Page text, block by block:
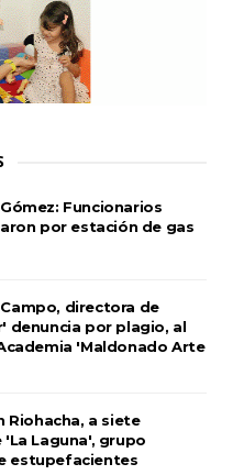
Funcionarios
por estación de gas
directora de
denuncia por plagio, al
'Maldonado Arte
Riohacha, a siete
Laguna', grupo
estupefacientes